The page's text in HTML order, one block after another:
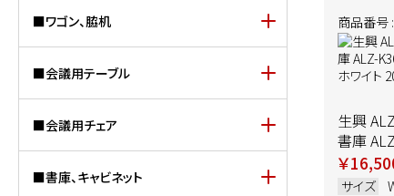
■ワゴン、脇机
■会議用テーブル
■会議用チェア
■書庫、キャビネット
商品番号
生興
書庫
イト
￥
サイズ